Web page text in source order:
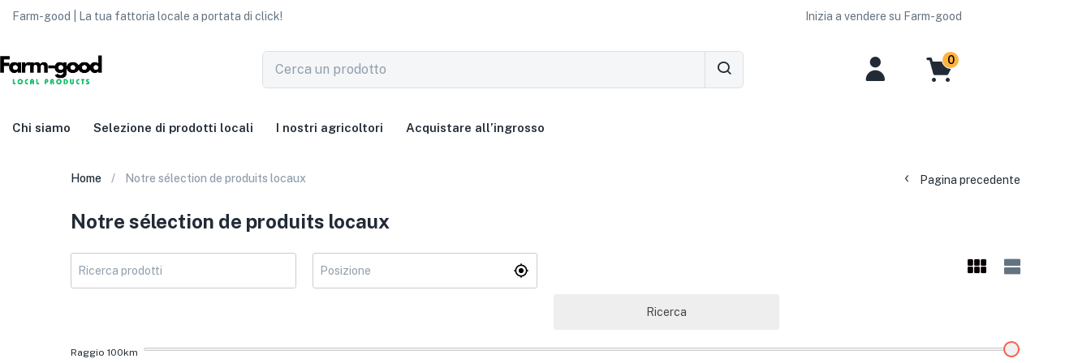
Farm-good | La tua fattoria locale a portata di click! Inizia a vendere su Farm-good
0
Chi siamo Selezione di prodotti locali I nostri agricoltori Acquistare all’ingrosso
Home Notre sélection de produits locaux Pagina precedente
Notre sélection de produits locaux
Ricerca
Raggio 100km